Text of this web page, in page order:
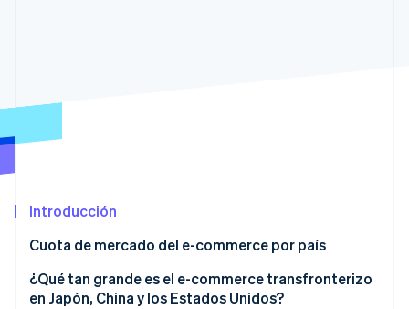
Introducción
Cuota de mercado del e-commerce por país
¿Qué tan grande es el e-commerce transfronterizo
en Japón, China y los Estados Unidos?